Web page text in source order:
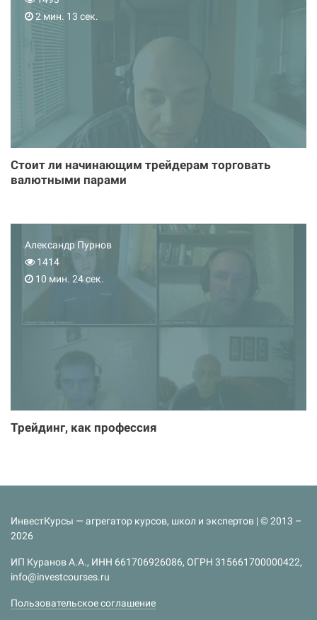
2 мин. 13 сек.
Стоит ли начинающим трейдерам торговать
валютными парами
Александр Пурнов
1414
10 мин. 24 сек.
Трейдинг, как профессия
ИнвестКурсы — агрегатор курсов, школ и экспертов | © 2013 –
2026
ИП Куранов А.А., ИНН 661706926086, ОГРН 315661700000422,
info@investcourses.ru
Пользовательское соглашение